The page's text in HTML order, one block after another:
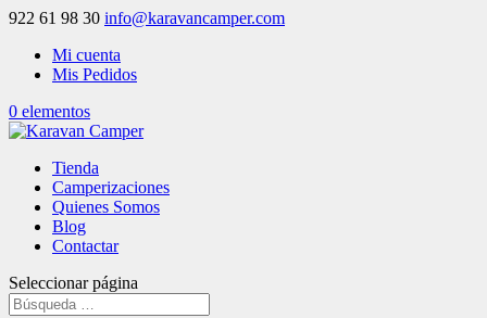
922 61 98 30 info@karavancamper.com
Mi cuenta
Mis Pedidos
0 elementos
Tienda
Camperizaciones
Quienes Somos
Blog
Contactar
Seleccionar página